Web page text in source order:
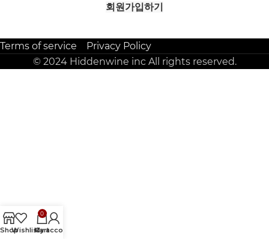
회원가입하기
Terms of service
Privacy Policy
© 2024 Hiddenwine inc All rights reserved.
ShopWishlist
0
Cart
My account